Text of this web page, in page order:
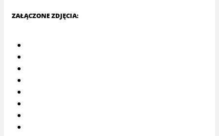
ZAŁĄCZONE ZDJĘCIA: